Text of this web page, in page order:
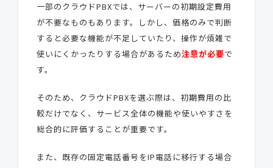
一部のクラウドPBXでは、サーバーの初期設定費用
が不要なものもあります。しかし、価格のみで判断
すると必要な機能が不足していたり、操作が煩雑で
使いにくかったりする場合があるため注意が必要で
す。
そのため、クラウドPBXを選ぶ際は、初期費用の比
較だけでなく、サービス全体の機能や使いやすさを
総合的に評価することが重要です。
また、既存の固定電話番号をIP電話に移行する場合